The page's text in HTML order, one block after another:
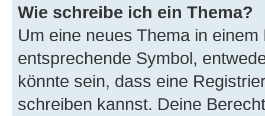
Wie schreibe ich ein Thema?
Um eine neues Thema in
entsprechende Symbol,
könnte sein, dass eine
schreiben kannst. Deine